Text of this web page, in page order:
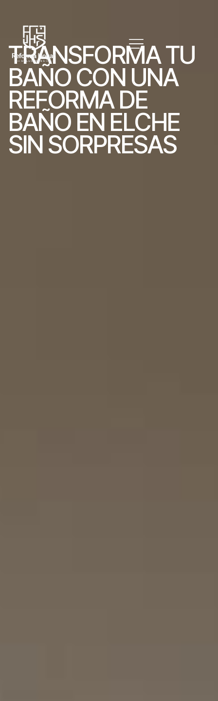
TRANSFORMATU
BAÑO CON UNA
REFORMA DE
BAÑO EN ELCHE
SIN SORPRESAS